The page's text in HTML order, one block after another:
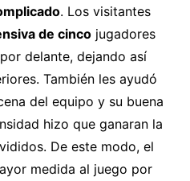
. Los visitantes
de cincojugadores
delante, dejando así
También les ayudó
del equipo y su buena
hizo que ganaran la
De este modo, el
medida al juego por